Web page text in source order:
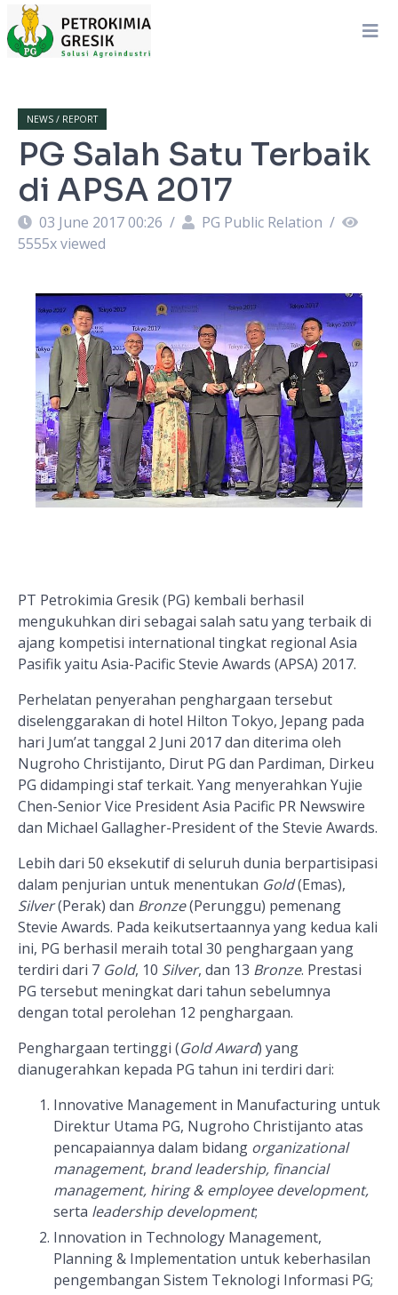
NEWS / REPORT
PG Salah Satu Terbaik
di APSA 2017
03 June 2017 00:26 / PG Public Relation /
5555x viewed
PT Petrokimia Gresik (PG) kembali berhasil
mengukuhkan diri sebagai salah satu yang terbaik di
ajang kompetisi international tingkat regional Asia
Pasifik yaitu Asia-Pacific Stevie Awards (APSA) 2017.
Perhelatan penyerahan penghargaan tersebut
diselenggarakan di hotel Hilton Tokyo, Jepang pada
hari Jum’at tanggal 2 Juni 2017 dan diterima oleh
Nugroho Christijanto, Dirut PG dan Pardiman, Dirkeu
PG didampingi staf terkait. Yang menyerahkan Yujie
Chen-Senior Vice President Asia Pacific PR Newswire
dan Michael Gallagher-President of the Stevie Awards.
Lebih dari 50 eksekutif di seluruh dunia berpartisipasi
dalam penjurian untuk menentukan Gold(Emas),
Silver(Perak) dan Bronze(Perunggu) pemenang
Stevie Awards. Pada keikutsertaannya yang kedua kali
ini, PG berhasil meraih total 30 penghargaan yang
terdiri dari 7 Gold, 10 Silver, dan 13 Bronze. Prestasi
PG tersebut meningkat dari tahun sebelumnya
dengan total perolehan 12 penghargaan.
Penghargaan tertinggi (Gold Award) yang
dianugerahkan kepada PG tahun ini terdiri dari:
Innovative Management in Manufacturing untuk
Direktur Utama PG, Nugroho Christijanto atas
pencapaiannya dalam bidang organizational
management, brand leadership, financial
management, hiring & employee development,
serta leadership development;
Innovation in Technology Management,
Planning & Implementation untuk keberhasilan
pengembangan Sistem Teknologi Informasi PG;